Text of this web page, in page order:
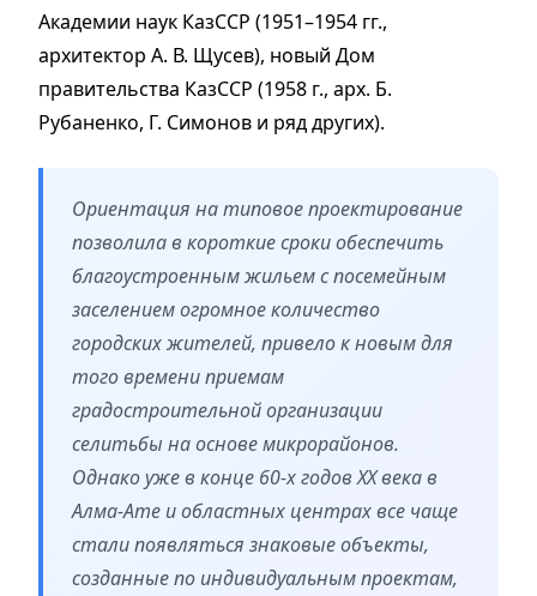
Академии наук КазССР (1951–1954 гг.,
архитектор А. В. Щусев), новый Дом
правительства КазССР (1958 г., арх. Б.
Рубаненко, Г. Симонов и ряд других).
Ориентация на типовое проектирование
позволила в короткие сроки обеспечить
благоустроенным жильем с посемейным
заселением огромное количество
городских жителей, привело к новым для
того времени приемам
градостроительной организации
селитьбы на основе микрорайонов.
Однако уже в конце 60-х годов XX века в
Алма-Ате и областных центрах все чаще
стали появляться знаковые объекты,
созданные по индивидуальным проектам,